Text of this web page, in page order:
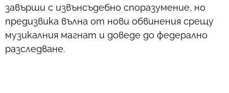
завърши с извънсъдебно споразумение, но
предизвика вълна от нови обвинения срещу
музикалния магнат и доведе до федерално
разследване.